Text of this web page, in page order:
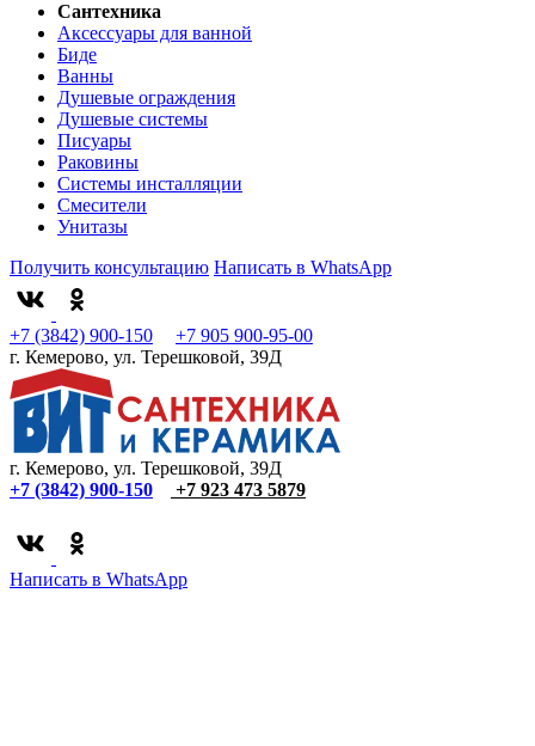
Сантехника
Аксессуары для ванной
Биде
Ванны
Душевые ограждения
Душевые системы
Писуары
Раковины
Системы инсталляции
Смесители
Унитазы
Получить консультацию Написать в WhatsApp
+7 (3842) 900-150
+7 905 900-95-00
г. Кемерово, ул. Терешковой, 39Д
г. Кемерово, ул. Терешковой, 39Д
+7 (3842) 900-150
+7 923 473 5879
Написать в WhatsApp